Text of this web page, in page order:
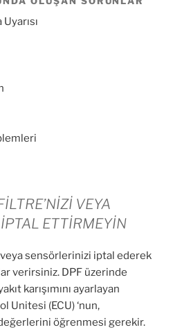
VEYA
ETTİRMEYİN
veya sensörlerinizi iptal ederek
verirsiniz. DPF üzerinde
karışımını ayarlayan
Unitesi (ECU) ‘nun,
öğrenmesi gerekir.